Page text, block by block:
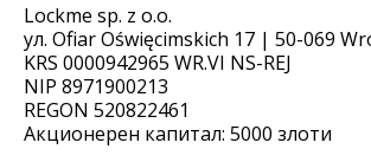
Lockme sp. z o.o.
ул. Ofiar Oświęcimskich 17 | 50-069
KRS 0000942965 WR.VI NS-REJ
NIP 8971900213
REGON 520822461
Акционерен капитал: 5000 злоти